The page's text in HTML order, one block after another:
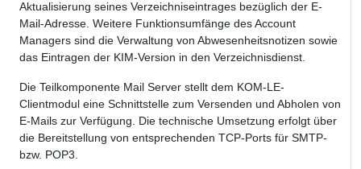
Aktualisierung seines Verzeichniseintrages bezüglich der E-
Mail-Adresse. Weitere Funktionsumfänge des Account
Managers sind die Verwaltung von Abwesenheitsnotizen sowie
das Eintragen der KIM-Version in den Verzeichnisdienst.
Die Teilkomponente Mail Server stellt dem KOM-LE-
Clientmodul eine Schnittstelle zum Versenden und Abholen von
E-Mails zur Verfügung. Die technische Umsetzung erfolgt über
die Bereitstellung von entsprechenden TCP-Ports für SMTP-
bzw. POP3.